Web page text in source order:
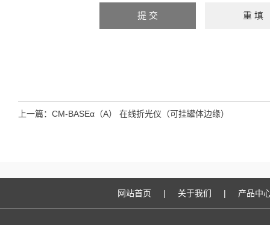
上一篇： CM-BASEα（A） 在线折光仪（可挂罐体边缘）
网站首页 | 关于我们 | 产品中